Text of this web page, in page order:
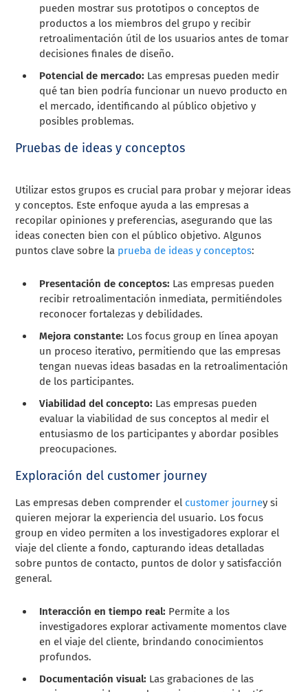
pueden mostrar sus prototipos o conceptos de
productos a los miembros del grupo y recibir
retroalimentación útil de los usuarios antes de tomar
decisiones finales de diseño.
Potencial de mercado: Las empresas pueden medir
qué tan bien podría funcionar un nuevo producto en
el mercado, identificando al público objetivo y
posibles problemas.
Pruebas de ideas y conceptos
Utilizar estos grupos es crucial para probar y mejorar ideas
y conceptos. Este enfoque ayuda a las empresas a
recopilar opiniones y preferencias, asegurando que las
ideas conecten bien con el público objetivo. Algunos
puntos clave sobre la prueba de ideas y conceptos:
Presentación de conceptos: Las empresas pueden
recibir retroalimentación inmediata, permitiéndoles
reconocer fortalezas y debilidades.
Mejora constante: Los focus group en línea apoyan
un proceso iterativo, permitiendo que las empresas
tengan nuevas ideas basadas en la retroalimentación
de los participantes.
Viabilidad del concepto: Las empresas pueden
evaluar la viabilidad de sus conceptos al medir el
entusiasmo de los participantes y abordar posibles
preocupaciones.
Exploración del customer journey
Las empresas deben comprender el customer journey si
quieren mejorar la experiencia del usuario. Los focus
group en video permiten a los investigadores explorar el
viaje del cliente a fondo, capturando ideas detalladas
sobre puntos de contacto, puntos de dolor y satisfacción
general.
Interacción en tiempo real: Permite a los
investigadores explorar activamente momentos clave
en el viaje del cliente, brindando conocimientos
profundos.
Documentación visual: Las grabaciones de las